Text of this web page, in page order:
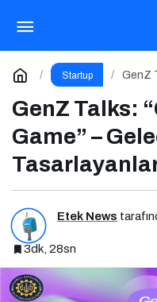
Startup
GenZ
GenZ Talks:
Game” –
Etek News
3dk, 28sn
Dijital
Üniversitesi’nde
Yorum Yap